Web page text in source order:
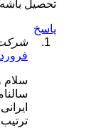
تحصیل
پاسخ
شرکت
فروردین ۶, ۱۴۰۲
سلام
ترتیب